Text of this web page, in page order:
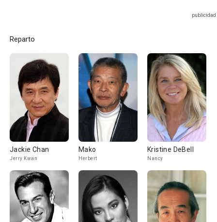
Reparto
Jackie Chan
Jerry Kwan
Mako
Herbert
Kristine DeBell
Nancy